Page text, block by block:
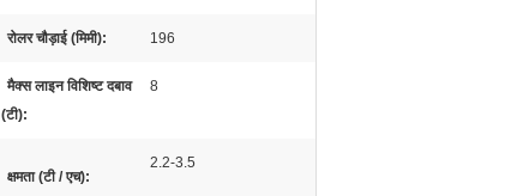
रोलर चौड़ाई (मिमी): 196
मैक्स लाइन विशिष्ट दबाव
(टी):
8
क्षमता (टी / एच):
2.2-3.5